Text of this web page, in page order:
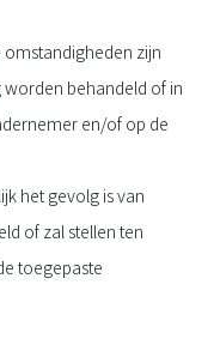
zijn
behandeld of in
en/of op de
het gevolg is van
of zal stellen ten
toegepaste